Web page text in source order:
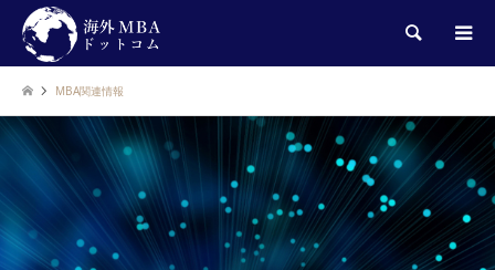
検索
MBA関連情報